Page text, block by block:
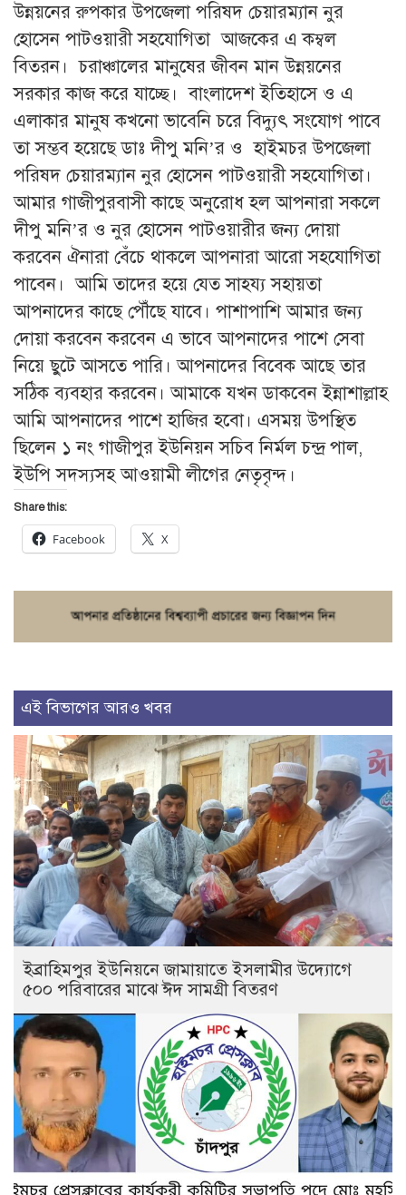
উন্নয়নের রুপকার উপজেলা পরিষদ চেয়ারম্যান নুর
হোসেন পাটওয়ারী সহযোগিতা আজকের এ কম্বল
বিতরন। চরাঞ্চালের মানুষের জীবন মান উন্নয়নের
সরকার কাজ করে যাচ্ছে। বাংলাদেশ ইতিহাসে ও এ
এলাকার মানুষ কখনো ভাবেনি চরে বিদ্যুৎ সংযোগ পাবে
তা সম্ভব হয়েছে ডাঃ দীপু মনি’র ও হাইমচর উপজেলা
পরিষদ চেয়ারম্যান নুর হোসেন পাটওয়ারী সহযোগিতা।
আমার গাজীপুরবাসী কাছে অনুরোধ হল আপনারা সকলে
দীপু মনি’র ও নুর হোসেন পাটওয়ারীর জন্য দোয়া
করবেন ঐনারা বেঁচে থাকলে আপনারা আরো সহযোগিতা
পাবেন। আমি তাদের হয়ে যেত সাহয্য সহায়তা
আপনাদের কাছে পৌঁছে যাবে। পাশাপাশি আমার জন্য
দোয়া করবেন করবেন এ ভাবে আপনাদের পাশে সেবা
নিয়ে ছুটে আসতে পারি। আপনাদের বিবেক আছে তার
সঠিক ব্যবহার করবেন। আমাকে যখন ডাকবেন ইন্নাশাল্লাহ
আমি আপনাদের পাশে হাজির হবো। এসময় উপস্থিত
ছিলেন ১ নং গাজীপুর ইউনিয়ন সচিব নির্মল চন্দ্র পাল,
ইউপি সদস্যসহ আওয়ামী লীগের নেতৃবৃন্দ।
Share this:
Facebook X
এই বিভাগের আরও খবর
ইব্রাহিমপুর ইউনিয়নে জামায়াতে ইসলামীর উদ্যোগে
৫০০ পরিবারের মাঝে ঈদ সামগ্রী বিতরণ